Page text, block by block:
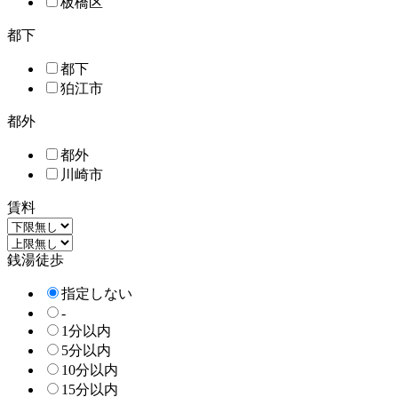
都下
都下
狛江市
都外
都外
川崎市
賃料
銭湯徒歩
指定しない
-
1分以内
5分以内
10分以内
15分以内